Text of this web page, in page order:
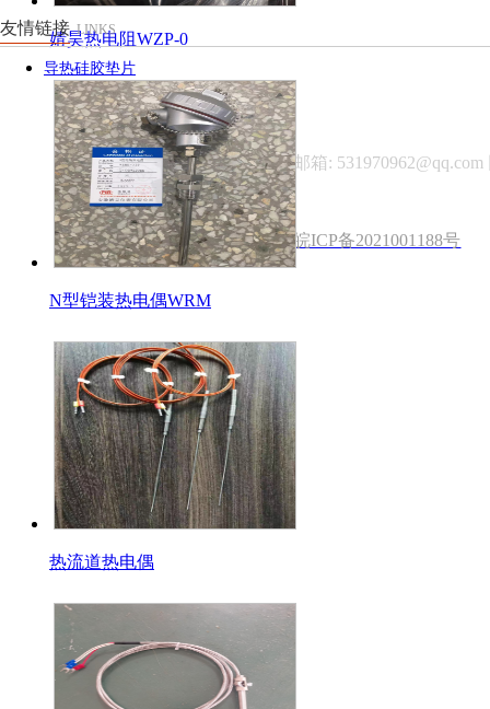
友情链接LINKS
导热硅胶垫片
婧昊热电阻WZP-0
N型铠装热电偶WRM
热流道热电偶
电话 :137 2101 3931 邮箱:
皖ICP备2021001188号
首页